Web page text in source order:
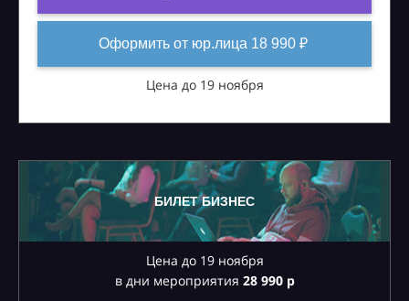
Оформить от юр.лица 18 990 ₽
Цена до 19 ноября
БИЛЕТ БИЗНЕС
Цена до 19 ноября
в дни мероприятия 28990 р